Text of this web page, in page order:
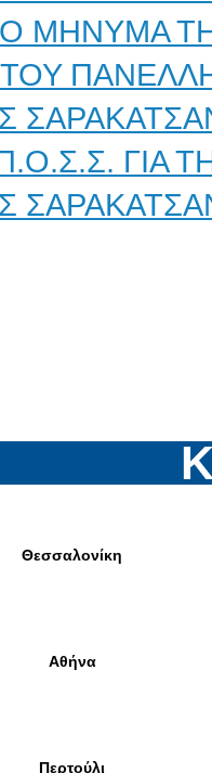
ΓΙΑ